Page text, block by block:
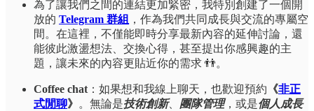
為了讓我們之間的連結更加緊密，我特別創建了一個開
放的 Telegram 群組 ，作為我們共同成長與交流的專屬空
間。在這裡，不僅能即時分享最新內容的延伸討論，還
能彼此激盪想法、交換心得，甚至提出你感興趣的主
題，讓未來的內容更貼近你的需求 👬。
Coffee chat ：如果想和我線上聊天，也歡迎預約 《非正
式閒聊》 。無論是技術創新、 團隊管理，或是個人成長